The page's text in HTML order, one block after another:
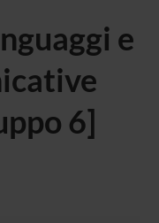
e
6]